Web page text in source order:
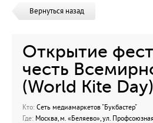
Вернуться назад
Открытие
честь
(World Kite Day)
Кто: Сеть медиамаркетов "Букбастер"
Где: Москва, м. «Беляево», ул.